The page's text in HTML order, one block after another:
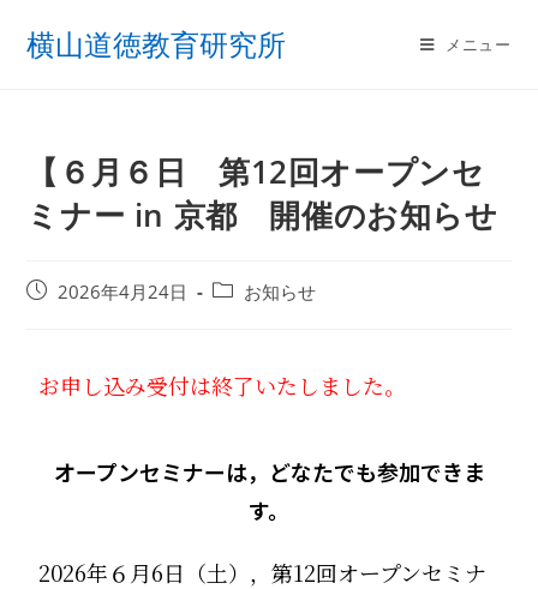
横山道徳教育研究所 メニュー
【６月６日 第12回オープンセ
ミナー in 京都 開催のお知らせ
2026年4月24日 お知らせ
お申し込み受付は終了いたしました。
オープンセミナーは，どなたでも参加できま
す。
2026年６月6日（土），第12回オープンセミナ